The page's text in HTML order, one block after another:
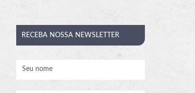
RECEBA NOSSA NEWSLETTER